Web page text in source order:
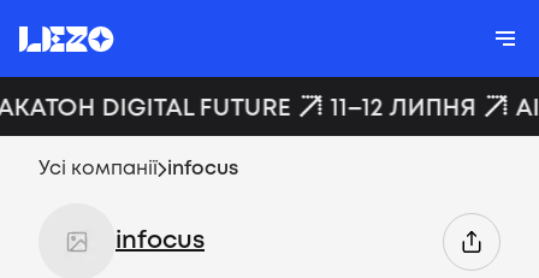
DIGITAL FUTURE 11–12 ЛИПНЯ
Усі компанії infocus
infocus